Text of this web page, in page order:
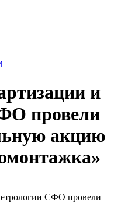
и
провели
акцию